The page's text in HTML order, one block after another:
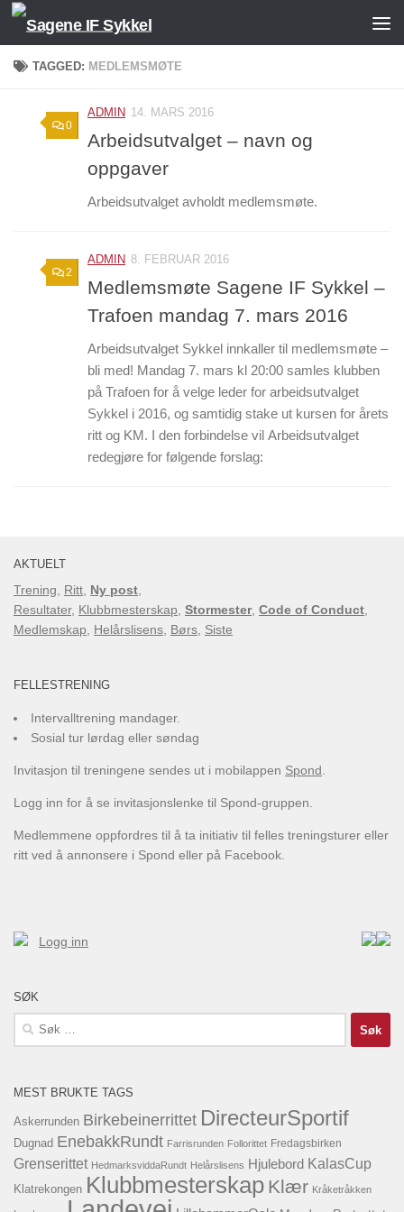
Skip to content
TAGGED: MEDLEMSMØTE
0
ADMIN 14. MARS 2016
Arbeidsutvalget – navn og
oppgaver
Arbeidsutvalget avholdt medlemsmøte.
2
ADMIN 8. FEBRUAR 2016
Medlemsmøte Sagene IF Sykkel –
Trafoen mandag 7. mars 2016
Arbeidsutvalget Sykkel innkaller til medlemsmøte –
bli med! Mandag 7. mars kl 20:00 samles klubben
på Trafoen for å velge leder for arbeidsutvalget
Sykkel i 2016, og samtidig stake ut kursen for årets
ritt og KM. I den forbindelse vil Arbeidsutvalget
redegjøre for følgende forslag:
AKTUELT
Trening Ritt Ny post
Resultater, Klubbmesterskap Stormester, Code of Conduct
Medlemskap
Helårslisens Børs Siste
FELLESTRENING
Intervalltrening mandager.
Sosial tur lørdag eller søndag
Invitasjon til treningene sendes ut i mobilappen Spond
Logg inn for å se invitasjonslenke til Spond-gruppen.
Medlemmene oppfordres til å ta initiativ til felles treningsturer eller
ritt ved å annonsere i Spond eller på Facebook.
Logg inn
SØK
Søk
etter:
MEST BRUKTE TAGS
Askerrunden Birkebeinerrittet DirecteurSportif
Dugnad EnebakkRundt Farrisrunden Follorittet Fredagsbirken
Grenserittet HedmarksviddaRundt Helårslisens Hjulebord KalasCup
Klatrekongen Klubbmesterskap Klær Kråketråkken